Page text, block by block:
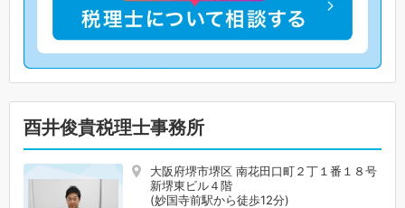
酉井俊貴税理士事務所
大阪府堺市堺区 南花田口町２丁１番１８号
新堺東ビル４階
(妙国寺前駅から徒歩12分)